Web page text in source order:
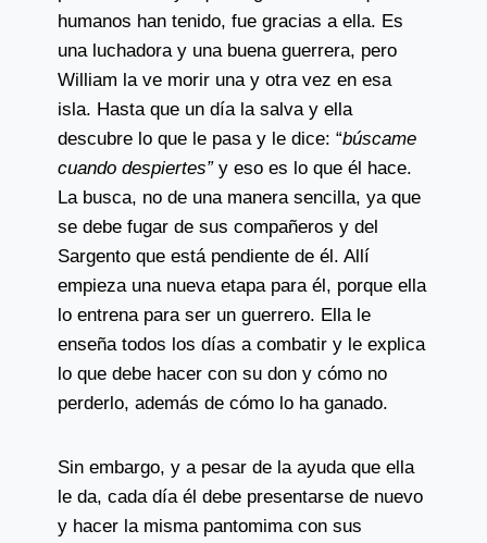
humanos han tenido, fue gracias a ella. Es
una luchadora y una buena guerrera, pero
William la ve morir una y otra vez en esa
isla. Hasta que un día la salva y ella
descubre lo que le pasa y le dice: “búscame
cuando despiertes”y eso es lo que él hace.
La busca, no de una manera sencilla, ya que
se debe fugar de sus compañeros y del
Sargento que está pendiente de él. Allí
empieza una nueva etapa para él, porque ella
lo entrena para ser un guerrero. Ella le
enseña todos los días a combatir y le explica
lo que debe hacer con su don y cómo no
perderlo, además de cómo lo ha ganado.
Sin embargo, y a pesar de la ayuda que ella
le da, cada día él debe presentarse de nuevo
y hacer la misma pantomima con sus